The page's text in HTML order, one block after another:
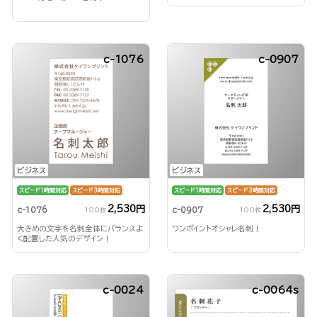
ビジネス
c-1076
スピード1時間対応 スピード3時間対応
c-1076 100枚 2,530円
大きめの文字を名刺全体にバランスよ
く配置した人気のデザイン！
ビジネス
c-0907
スピード1時間対応 スピード3時間対応
c-0907 100枚 2,530円
ワンポイントオシャレ名刺！
c-0024 c-0064s